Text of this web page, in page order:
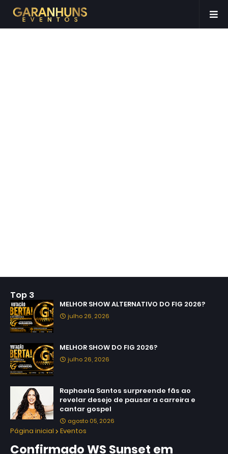
Top 3
MELHOR SHOW ALTERNATIVO DO FIG 2026?
julho 26, 2026
MELHOR SHOW DO FIG 2026?
julho 26, 2026
Raphaela Santos surpreende fãs ao
revelar desejo de pausar a carreira e
cantar gospel
agosto 05, 2026
Página inicial Eventos
Confirmado WS Sunset em